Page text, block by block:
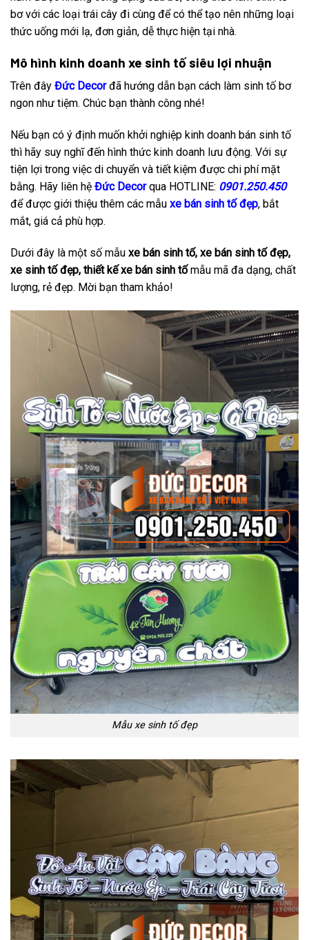
bơ với các loại trái cây đi cùng để có thể tạo nên những loại
thức uống mới lạ, đơn giản, dễ thực hiện tại nhà.
Mô hình kinh doanh xe sinh tố siêu lợi nhuận
Trên đây Đức Decor đã hướng dẫn bạn cách làm sinh tố bơ
ngon như tiệm. Chúc bạn thành công nhé!
Nếu bạn có ý định muốn khởi nghiệp kinh doanh bán sinh tố
thì hãy suy nghĩ đến hình thức kinh doanh lưu động. Với sự
tiện lợi trong việc di chuyển và tiết kiệm được chi phí mặt
bằng. Hãy liên hệ Đức Decorqua HOTLINE: 0901.250.450
để được giới thiệu thêm các mẫu xe bán sinh tố đẹp, bắt
mắt, giá cả phù hợp.
Dưới đây là một số mẫu xe bán sinh tố, xe bán sinh tố đẹp,
xe sinh tố đẹp, thiết kế xe bán sinh tốmẫu mã đa dạng, chất
lượng, rẻ đẹp. Mời bạn tham khảo!
Mẫu xe sinh tố đẹp